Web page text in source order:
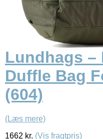
Lundhags –
Duffle Bag
(604)
(Læs mere)
1662 kr. (Vis fragtpris)